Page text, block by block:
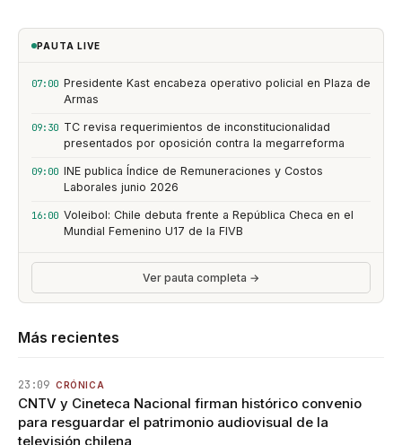
PAUTA LIVE
07:00 Presidente Kast encabeza operativo policial en Plaza de
Armas
09:30 TC revisa requerimientos de inconstitucionalidad
presentados por oposición contra la megarreforma
09:00 INE publica Índice de Remuneraciones y Costos
Laborales junio 2026
16:00 Voleibol: Chile debuta frente a República Checa en el
Mundial Femenino U17 de la FIVB
Ver pauta completa →
Más recientes
23:09 CRÓNICA
CNTV y Cineteca Nacional firman histórico convenio
para resguardar el patrimonio audiovisual de la
televisión chilena